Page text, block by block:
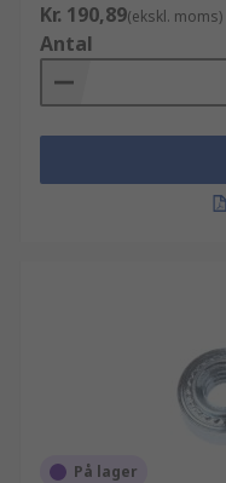
Kr. 190,89(ekskl. moms)
Antal
På lager